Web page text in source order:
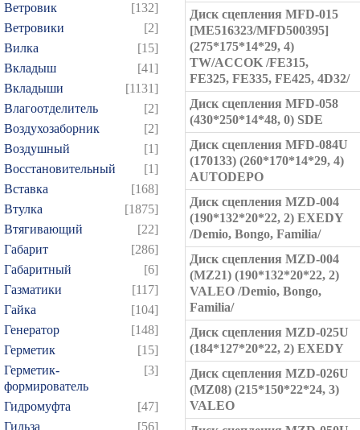
Ветровик
[132]
Ветровики
[2]
Вилка
[15]
Вкладыш
[41]
Вкладыши
[1131]
Влагоотделитель
[2]
Воздухозаборник
[2]
Воздушный
[1]
Восстановительный
[1]
Вставка
[168]
Втулка
[1875]
Втягивающий
[22]
Габарит
[286]
Габаритный
[6]
Газматики
[117]
Гайка
[104]
Генератор
[148]
Герметик
[15]
Герметик-
формирователь
[3]
Гидромуфта
[47]
Гильза
[56]
Диск сцепления MFD-015
[ME516323/MFD500395]
(275*175*14*29, 4)
TW/ACCOK /FE315,
FE325, FE335, FE425, 4D32/
Диск сцепления MFD-058
(430*250*14*48, 0) SDE
Диск сцепления MFD-084U
(170133) (260*170*14*29, 4)
AUTODEPO
Диск сцепления MZD-004
(190*132*20*22, 2) EXEDY
/Demio, Bongo, Familia/
Диск сцепления MZD-004
(MZ21) (190*132*20*22, 2)
VALEO /Demio, Bongo,
Familia/
Диск сцепления MZD-025U
(184*127*20*22, 2) EXEDY
Диск сцепления MZD-026U
(MZ08) (215*150*22*24, 3)
VALEO